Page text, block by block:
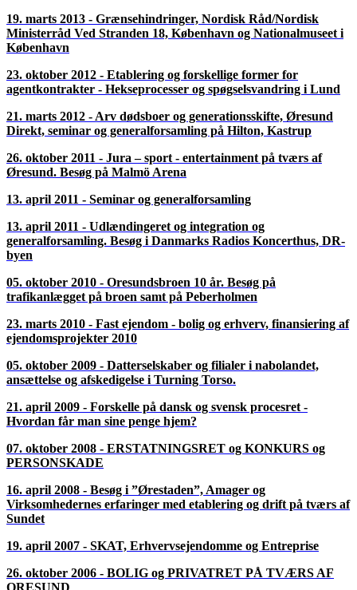
19. marts 2013 - Grænsehindringer, Nordisk Råd/Nordisk
Ministerråd Ved Stranden 18, København og Nationalmuseet i
København
23. oktober 2012 - Etablering og forskellige former for
agentkontrakter - Hekseprocesser og spøgselsvandring i Lund
21. marts 2012 - Arv dødsboer og generationsskifte, Øresund
Direkt, seminar og generalforsamling på Hilton, Kastrup
26. oktober 2011 - Jura – sport - entertainment på tværs af
Øresund. Besøg på Malmö Arena
13. april 2011 - Seminar og generalforsamling
13. april 2011 - Udlændingeret og integration og
generalforsamling. Besøg i Danmarks Radios Koncerthus, DR-
byen
05. oktober 2010 - Oresundsbroen 10 år. Besøg på
trafikanlægget på broen samt på Peberholmen
23. marts 2010 - Fast ejendom - bolig og erhverv, finansiering af
ejendomsprojekter 2010
05. oktober 2009 - Datterselskaber og filialer i nabolandet,
ansættelse og afskedigelse i Turning Torso.
21. april 2009 - Forskelle på dansk og svensk procesret -
Hvordan får man sine penge hjem?
07. oktober 2008 - ERSTATNINGSRET og KONKURS og
PERSONSKADE
16. april 2008 - Besøg i ”Ørestaden”, Amager og
Virksomhedernes erfaringer med etablering og drift på tværs af
Sundet
19. april 2007 - SKAT, Erhvervsejendomme og Entreprise
26. oktober 2006 - BOLIG og PRIVATRET PÅ TVÆRS AF